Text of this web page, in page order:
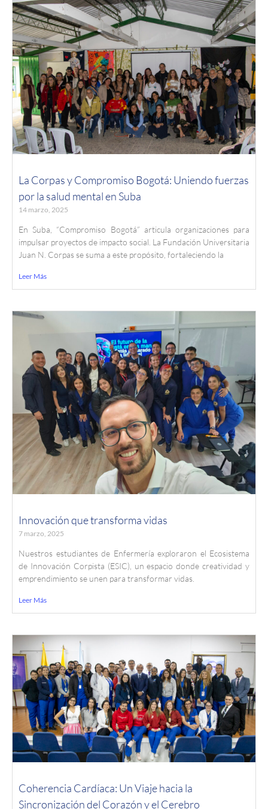
La Corpas y Compromiso Bogotá: Uniendo fuerzas
por la salud mental en Suba
14 marzo, 2025
En Suba, “Compromiso Bogotá” articula organizaciones para
impulsar proyectos de impacto social. La Fundación Universitaria
Juan N. Corpas se suma a este propósito, fortaleciendo la
Leer Más
Innovación que transforma vidas
7 marzo, 2025
Nuestros estudiantes de Enfermería exploraron el Ecosistema
de Innovación Corpista (ESIC), un espacio donde creatividad y
emprendimiento se unen para transformar vidas.
Leer Más
Coherencia Cardíaca: Un Viaje hacia la
Sincronización del Corazón y el Cerebro